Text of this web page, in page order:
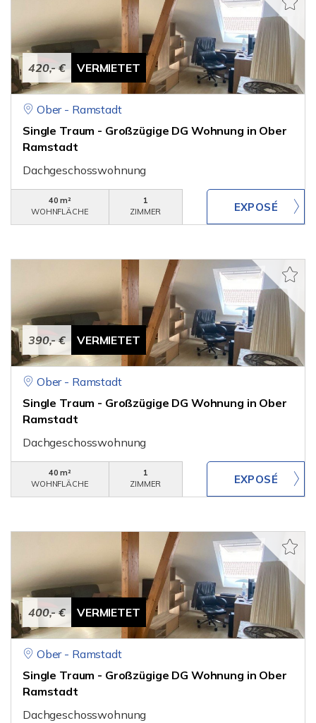
420,- € VERMIETET
Ober - Ramstadt
Single Traum - Großzügige DG Wohnung in Ober
Ramstadt
Dachgeschosswohnung
40 m²
WOHNFLÄCHE
1
ZIMMER
390,- € VERMIETET
Ober - Ramstadt
Single Traum - Großzügige DG Wohnung in Ober
Ramstadt
Dachgeschosswohnung
40 m²
WOHNFLÄCHE
1
ZIMMER
400,- € VERMIETET
Ober - Ramstadt
Single Traum - Großzügige DG Wohnung in Ober
Ramstadt
Dachgeschosswohnung